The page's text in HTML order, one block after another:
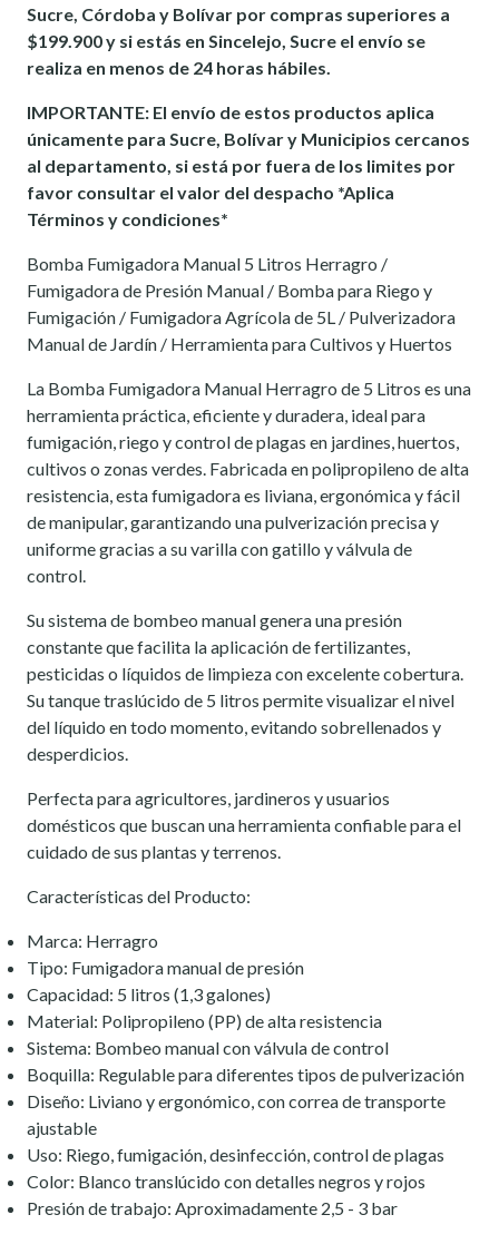
Sucre, Córdoba y Bolívar por compras superiores a
$199.900 y si estás en Sincelejo, Sucre el envío se
realiza en menos de 24 horas hábiles.
IMPORTANTE: El envío de estos productos aplica
únicamente para Sucre, Bolívar y Municipios cercanos
al departamento, si está por fuera de los limites por
favor consultar el valor del despacho *Aplica
Términos y condiciones*
Bomba Fumigadora Manual 5 Litros Herragro /
Fumigadora de Presión Manual / Bomba para Riego y
Fumigación / Fumigadora Agrícola de 5L / Pulverizadora
Manual de Jardín / Herramienta para Cultivos y Huertos
La Bomba Fumigadora Manual Herragro de 5 Litros es una
herramienta práctica, eficiente y duradera, ideal para
fumigación, riego y control de plagas en jardines, huertos,
cultivos o zonas verdes. Fabricada en polipropileno de alta
resistencia, esta fumigadora es liviana, ergonómica y fácil
de manipular, garantizando una pulverización precisa y
uniforme gracias a su varilla con gatillo y válvula de
control.
Su sistema de bombeo manual genera una presión
constante que facilita la aplicación de fertilizantes,
pesticidas o líquidos de limpieza con excelente cobertura.
Su tanque traslúcido de 5 litros permite visualizar el nivel
del líquido en todo momento, evitando sobrellenados y
desperdicios.
Perfecta para agricultores, jardineros y usuarios
domésticos que buscan una herramienta confiable para el
cuidado de sus plantas y terrenos.
Características del Producto:
Marca: Herragro
Tipo: Fumigadora manual de presión
Capacidad: 5 litros (1,3 galones)
Material: Polipropileno (PP) de alta resistencia
Sistema: Bombeo manual con válvula de control
Boquilla: Regulable para diferentes tipos de pulverización
Diseño: Liviano y ergonómico, con correa de transporte
ajustable
Uso: Riego, fumigación, desinfección, control de plagas
Color: Blanco translúcido con detalles negros y rojos
Presión de trabajo: Aproximadamente 2,5 - 3 bar